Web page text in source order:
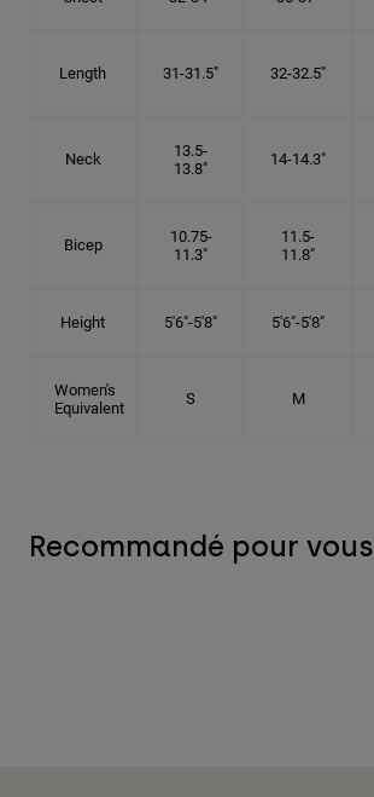
Length 31-31.5" 32-32.5"
Neck
13.5-
13.8"
14-14.3"
Bicep
10.75-
11.3"
11.5-
11.8"
Height 5'6"-5'8" 5'6"-5'8"
Women's
Equivalent
S M
Recommandé pour vous